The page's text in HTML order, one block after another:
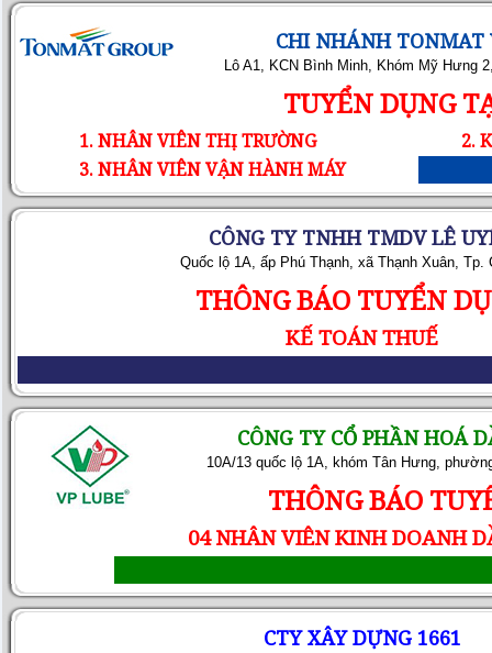
CHI NHÁNH TONMAT
Lô A1, KCN Bình Minh, Khóm Mỹ Hưng
TUYỂN DỤNG
1. NHÂN VIÊN THỊ TRƯỜNG
2.
3. NHÂN VIÊN VẬN HÀNH MÁY
CÔNG TY TNHH TMDV LÊ
Quốc lộ 1A, ấp Phú Thạnh, xã Thạnh Xuân, Tp.
THÔNG BÁO TUYỂN
KẾ TOÁN THUẾ
CÔNG TY CỔ PHẦN HOÁ
10A/13 quốc lộ 1A, khóm Tân Hưng,
THÔNG BÁO
04 NHÂN VIÊN KINH DOANH
CTY XÂY DỰNG 1661